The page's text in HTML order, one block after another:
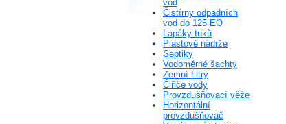
vod
Čistírny odpadních
vod do 125 EO
Lapáky tuků
Plastové nádrže
Septiky
Vodoměrné šachty
Zemní filtry
Čiřiče vody
Provzdušňovací věže
Horizontální
provzdušňovač